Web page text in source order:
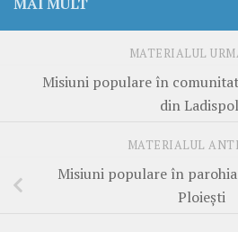
MAI MULT
MATERIALUL
Misiuni populare în
din
MATERIALUL
Misiuni populare în
Ploiești